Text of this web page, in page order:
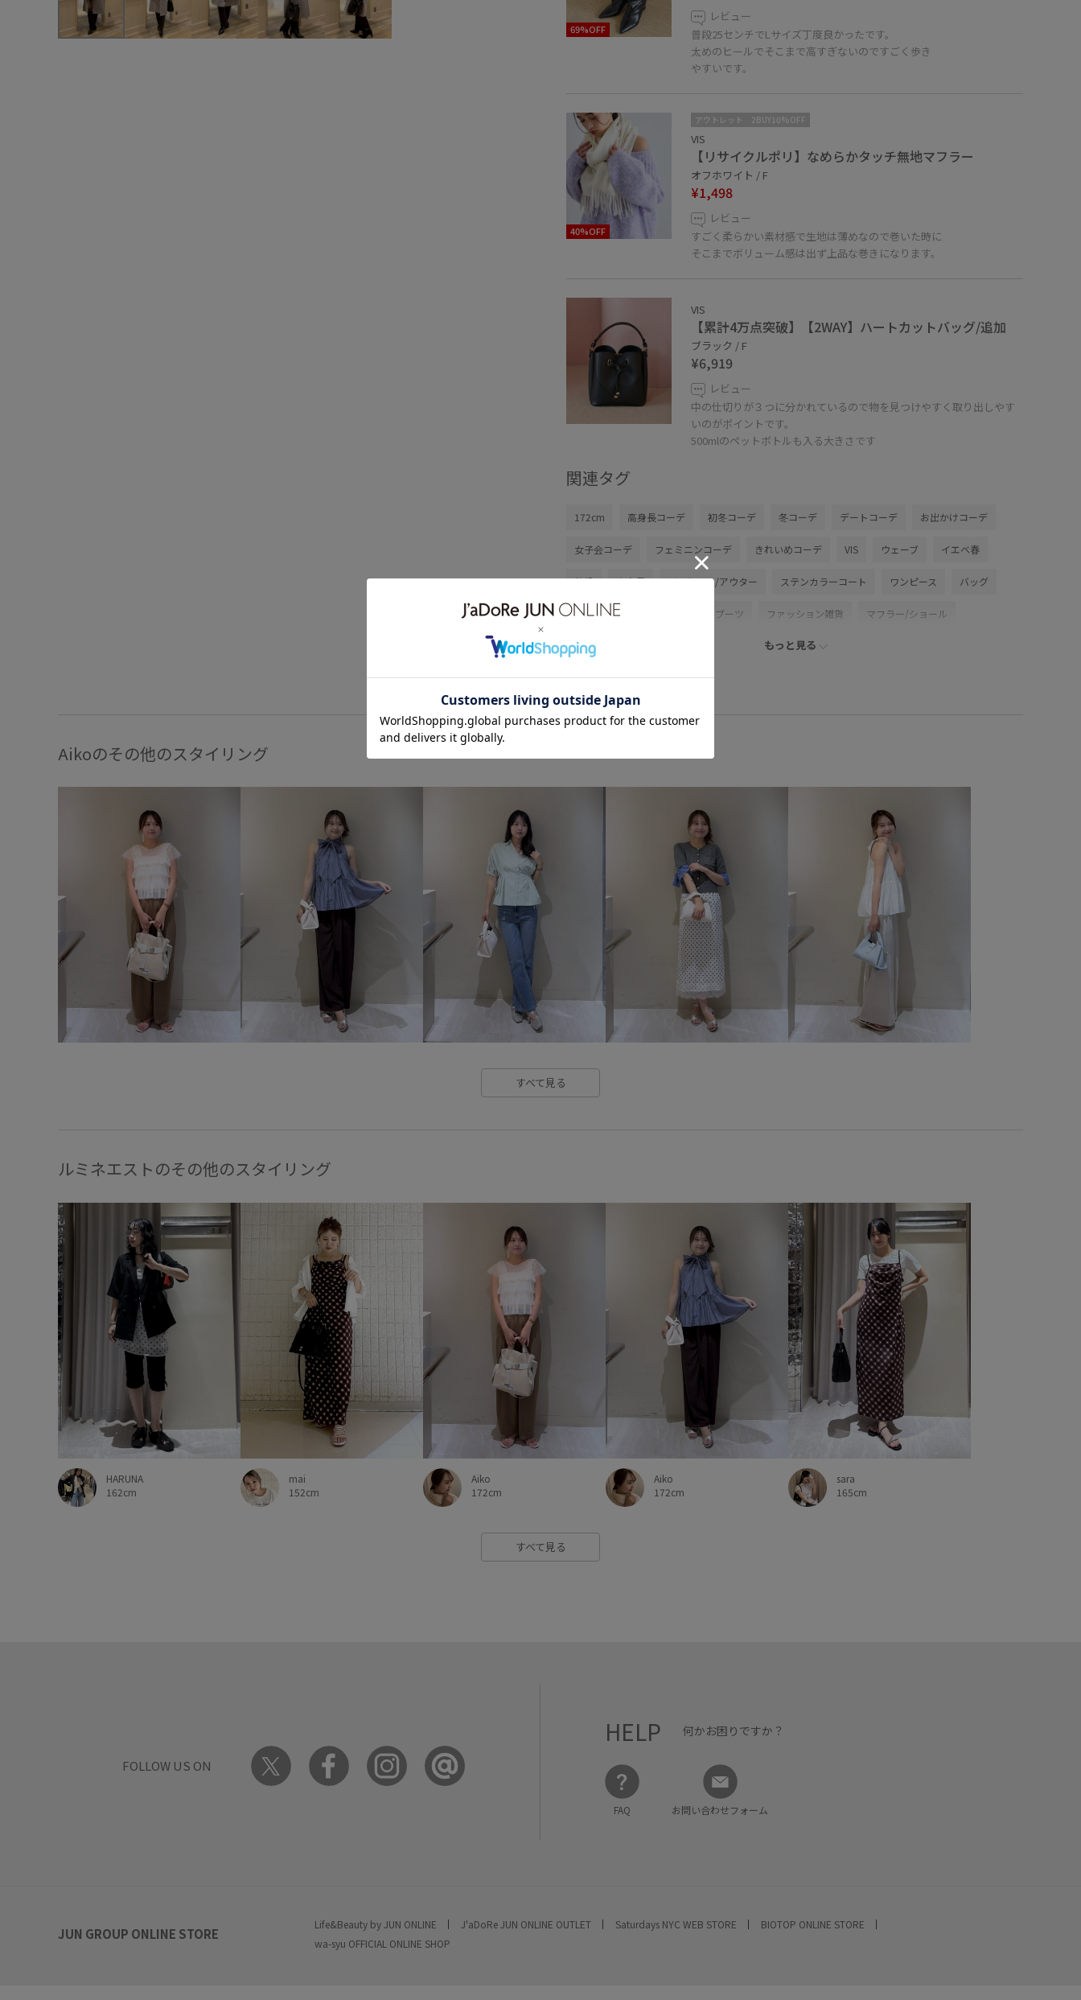
69%OFF
レビュー
普段25センチでLサイズ丁度良かったです。
太めのヒールでそこまで高すぎないのですごく歩き
やすいです。
40%OFF
アウトレット 2BUY10%OFF
VIS
【リサイクルポリ】なめらかタッチ無地マフラー
オフホワイト / F
¥1,498
レビュー
すごく柔らかい素材感で生地は薄めなので巻いた時に
そこまでボリューム感は出ず上品な巻きになります。
VIS
【累計4万点突破】【2WAY】ハートカットバッグ/追加
ブラック / F
¥6,919
レビュー
中の仕切りが３つに分かれているので物を見つけやすく取り出しやす
いのがポイントです。
500mlのペットボトルも入る大きさです
関連タグ
172cm 高身長コーデ 初冬コーデ 冬コーデ デートコーデ お出かけコーデ
女子会コーデ フェミニンコーデ きれいめコーデ VIS ウェーブ イエベ春
乾燥 高身長 ジャケット/アウター ステンカラーコート ワンピース バッグ
ハンドバッグ ブーツ ファッション雑貨 マフラー/ショール
BVA44510 BVO64010
visgoods vis_bagpick vis_dissectionbieasy0614
vis_highreviews
スヌード 冬小物
もっと見る
Aikoのその他のスタイリング
すべて見る
ルミネエストのその他のスタイリング
HARUNA
162cm
mai
152cm
Aiko
172cm
Aiko
172cm
sara
165cm
すべて見る
FOLLOW US ON
HELP 何かお困りですか？
FAQ お問い合わせフォーム
JUN GROUP ONLINE STORE
Life&Beauty by JUN ONLINE J'aDoRe JUN ONLINE OUTLET Saturdays NYC WEB STORE
BIOTOP ONLINE STORE
wa-syu OFFICIAL ONLINE SHOP